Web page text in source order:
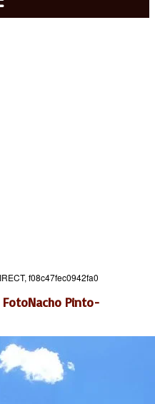
f08c47fec0942fa0
Pinto-